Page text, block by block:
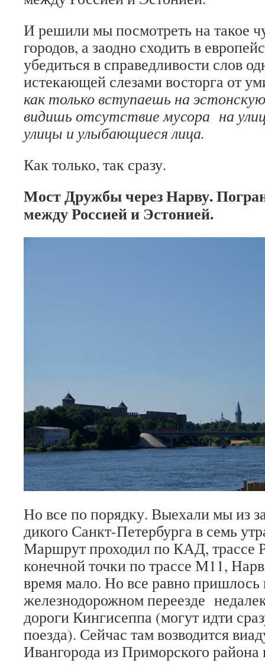
И решили мы посмотреть на такое
городов, а заодно сходить в
убедиться в справедливости слов
истекающей слезами восторга от
как только вступаешь на
видишь отсутствие мусора на
улицы и улыбающиеся лица.
Как только, так сразу.
Мост Дружбы через Нарву.
между Россией и Эстонией.
Но все по порядку. Выехали мы из
дикого Санкт-Петербурга в семь
Маршрут проходил по КАД, трассе
конечной точки по трассе М11,
время мало. Но все равно пришлось
железнодорожном переезде
дороги Кингисеппа (могут идти
поезда). Сейчас там возводится
Ивангорода из Приморского